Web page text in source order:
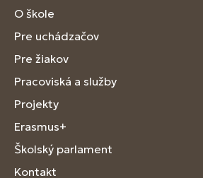
O škole
Pre uchádzačov
Pre žiakov
Pracoviská a služby
Projekty
Erasmus+
Školský parlament
Kontakt